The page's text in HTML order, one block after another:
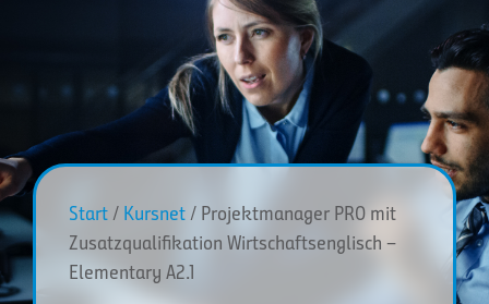
Start / Kursnet/ Projektmanager PRO mit
Zusatzqualifikation Wirtschaftsenglisch –
Elementary A2.1